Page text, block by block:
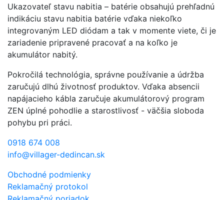
Ukazovateľ stavu nabitia – batérie obsahujú prehľadnú
indikáciu stavu nabitia batérie vďaka niekoľko
integrovaným LED diódam a tak v momente viete, či je
zariadenie pripravené pracovať a na koľko je
akumulátor nabitý.
Pokročilá technológia, správne používanie a údržba
zaručujú dlhú životnosť produktov. Vďaka absencii
napájacieho kábla zaručuje akumulátorový program
ZEN úplné pohodlie a starostlivosť - väčšia sloboda
pohybu pri práci.
0918 674 008
info@villager-dedincan.sk
Obchodné podmienky
Reklamačný protokol